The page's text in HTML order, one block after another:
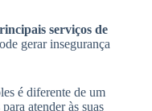
serviços de
gerar insegurança
é diferente de um
atender às suas